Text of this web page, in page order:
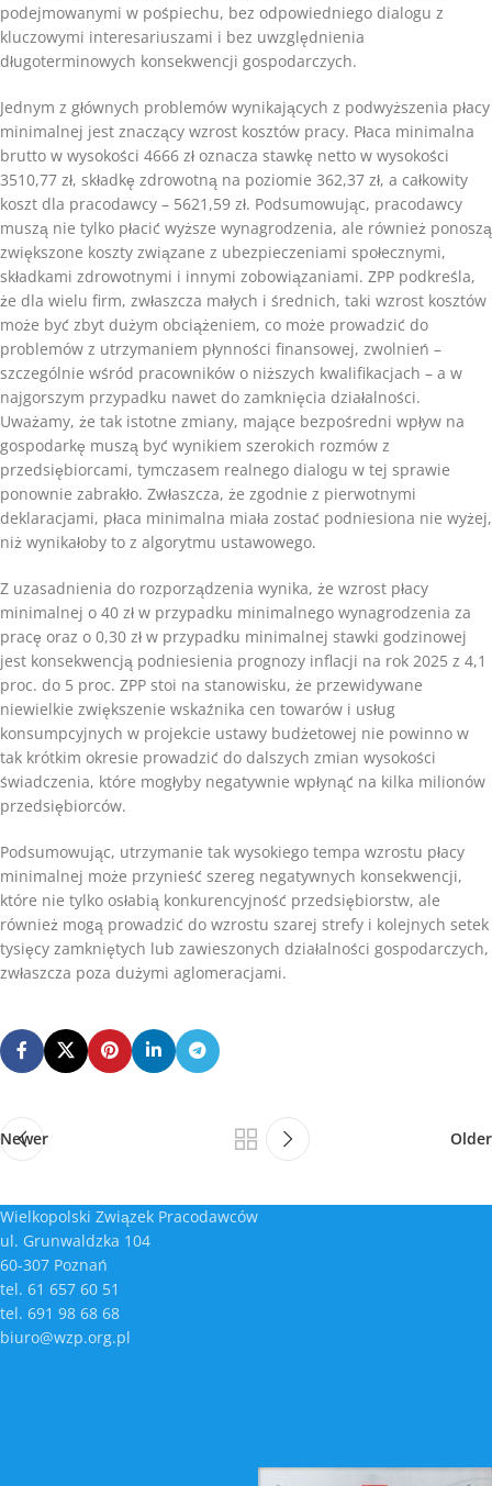
podejmowanymi w pośpiechu, bez odpowiedniego dialogu z
kluczowymi interesariuszami i bez uwzględnienia
długoterminowych konsekwencji gospodarczych.
Jednym z głównych problemów wynikających z podwyższenia płacy
minimalnej jest znaczący wzrost kosztów pracy. Płaca minimalna
brutto w wysokości 4666 zł oznacza stawkę netto w wysokości
3510,77 zł, składkę zdrowotną na poziomie 362,37 zł, a całkowity
koszt dla pracodawcy – 5621,59 zł. Podsumowując, pracodawcy
muszą nie tylko płacić wyższe wynagrodzenia, ale również ponoszą
zwiększone koszty związane z ubezpieczeniami społecznymi,
składkami zdrowotnymi i innymi zobowiązaniami. ZPP podkreśla,
że dla wielu firm, zwłaszcza małych i średnich, taki wzrost kosztów
może być zbyt dużym obciążeniem, co może prowadzić do
problemów z utrzymaniem płynności finansowej, zwolnień –
szczególnie wśród pracowników o niższych kwalifikacjach – a w
najgorszym przypadku nawet do zamknięcia działalności.
Uważamy, że tak istotne zmiany, mające bezpośredni wpływ na
gospodarkę muszą być wynikiem szerokich rozmów z
przedsiębiorcami, tymczasem realnego dialogu w tej sprawie
ponownie zabrakło. Zwłaszcza, że zgodnie z pierwotnymi
deklaracjami, płaca minimalna miała zostać podniesiona nie wyżej,
niż wynikałoby to z algorytmu ustawowego.
Z uzasadnienia do rozporządzenia wynika, że wzrost płacy
minimalnej o 40 zł w przypadku minimalnego wynagrodzenia za
pracę oraz o 0,30 zł w przypadku minimalnej stawki godzinowej
jest konsekwencją podniesienia prognozy inflacji na rok 2025 z 4,1
proc. do 5 proc. ZPP stoi na stanowisku, że przewidywane
niewielkie zwiększenie wskaźnika cen towarów i usług
konsumpcyjnych w projekcie ustawy budżetowej nie powinno w
tak krótkim okresie prowadzić do dalszych zmian wysokości
świadczenia, które mogłyby negatywnie wpłynąć na kilka milionów
przedsiębiorców.
Podsumowując, utrzymanie tak wysokiego tempa wzrostu płacy
minimalnej może przynieść szereg negatywnych konsekwencji,
które nie tylko osłabią konkurencyjność przedsiębiorstw, ale
również mogą prowadzić do wzrostu szarej strefy i kolejnych setek
tysięcy zamkniętych lub zawieszonych działalności gospodarczych,
zwłaszcza poza dużymi aglomeracjami.
Newer Older
Wielkopolski Związek Pracodawców
ul. Grunwaldzka 104
60-307 Poznań
tel. 61 657 60 51
tel. 691 98 68 68
biuro@wzp.org.pl